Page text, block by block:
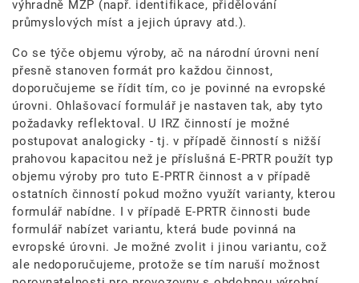
výhradně MŽP (např. identifikace, přidělování
průmyslových míst a jejich úpravy atd.).
Co se týče objemu výroby, ač na národní úrovni není
přesně stanoven formát pro každou činnost,
doporučujeme se řídit tím, co je povinné na evropské
úrovni. Ohlašovací formulář je nastaven tak, aby tyto
požadavky reflektoval. U IRZ činností je možné
postupovat analogicky - tj. v případě činností s nižší
prahovou kapacitou než je příslušná E-PRTR použít typ
objemu výroby pro tuto E-PRTR činnost a v případě
ostatních činností pokud možno využít varianty, kterou
formulář nabídne. I v případě E-PRTR činnosti bude
formulář nabízet variantu, která bude povinná na
evropské úrovni. Je možné zvolit i jinou variantu, což
ale nedoporučujeme, protože se tím naruší možnost